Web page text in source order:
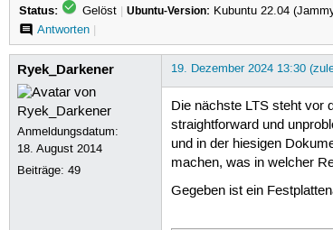
Status: Gelöst | Ubuntu-Version: Kubuntu 22.04
Antworten|
Ryek_Darkener
Anmeldungsdatum:
18. August 2014
Beiträge:49
19. Dezember 2024 13:30
Die nächste LTS steht vor
straightforward und
und in der hiesigen
machen, was in welcher
Gegeben ist ein